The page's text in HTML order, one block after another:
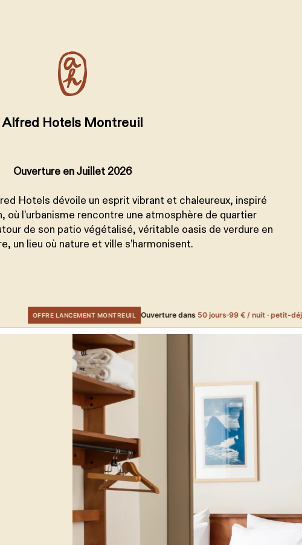
Alfred Hotels Montreuil
Ouverture en Juillet 2026
Hotels dévoile un esprit vibrant et chaleureux, inspiré
où l’urbanisme rencontre une atmosphère de quartier
de son patio végétalisé, véritable oasis de verdure en
un lieu où nature et ville s’harmonisent.
LANCEMENT MONTREUIL Ouverture dans50 jours 99 € / nuit · petit-déjeuner inclus